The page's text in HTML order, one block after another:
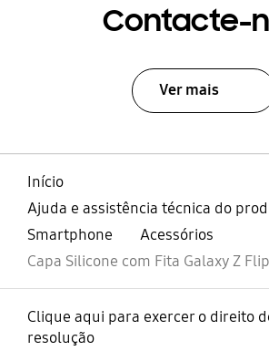
Contacte-
Ver mais
Início
Ajuda e assistência técnica do
Smartphone
Acessórios
Capa Silicone com Fita Galaxy Z
Clique aqui para exercer o direito
resolução